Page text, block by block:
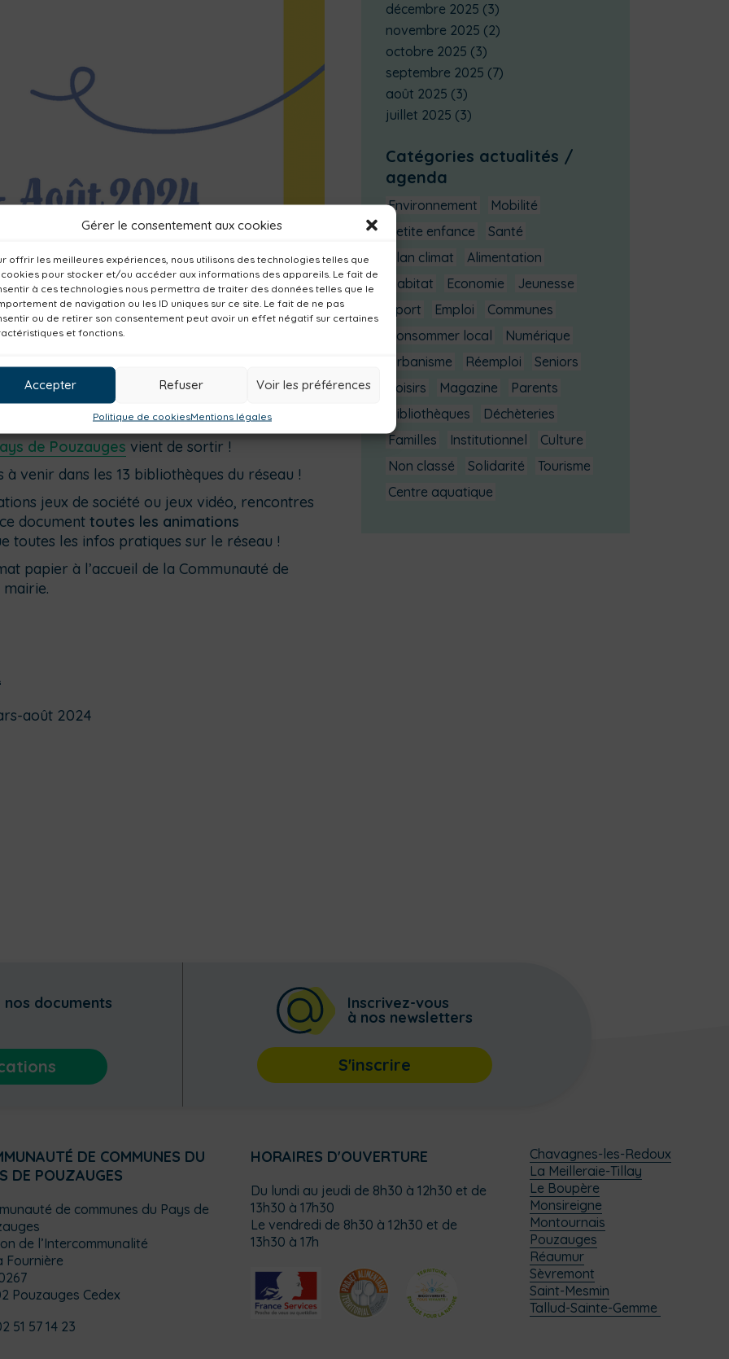
Gérer le consentement aux cookies
offrir les meilleures expériences, nous utilisons des technologies telles que
pour stocker et/ou accéder aux informations des appareils. Le fait de
à ces technologies nous permettra de traiter des données telles que le
de navigation ou les ID uniques sur ce site. Le fait de ne pas
ou de retirer son consentement peut avoir un effet négatif sur certaines
et fonctions.
Accepter Refuser Voir les préférences
Politique de cookiesMentions légales
de Pouzauges vient de sortir !
venir dans les 13 bibliothèques du réseau !
jeux de société ou jeux vidéo, rencontres
document toutes les animations
toutes les infos pratiques sur le réseau !
papier à l’accueil de la Communauté de
août 2024
décembre 2025 (3)
novembre 2025 (2)
octobre 2025 (3)
septembre 2025 (7)
août 2025 (3)
juillet 2025 (3)
Catégories actualités /
agenda
Environnement
Mobilité
Petite enfance
Santé
Plan climat
Alimentation
Habitat
Economie
Jeunesse
Sport
Emploi
Communes
Consommer local
Numérique
Urbanisme
Réemploi
Seniors
Loisirs
Magazine
Parents
Bibliothèques
Déchèteries
Familles
Institutionnel
Culture
Non classé
Solidarité
Tourisme
Centre aquatique
nos documents Inscrivez-vous
à nos newsletters
S'inscrire
DE COMMUNES DU
DE POUZAUGES
de communes du Pays de
de l’Intercommunalité
Fournière
Pouzauges Cedex
51 57 14 23
HORAIRES D'OUVERTURE
Du lundi au jeudi de 8h30 à 12h30 et de
13h30 à 17h30
Le vendredi de 8h30 à 12h30 et de
13h30 à 17h
Chavagnes-les-Redoux
La Meilleraie-Tillay
Le Boupère
Monsireigne
Montournais
Pouzauges
Réaumur
Sèvremont
Saint-Mesmin
Tallud-Sainte-Gemme